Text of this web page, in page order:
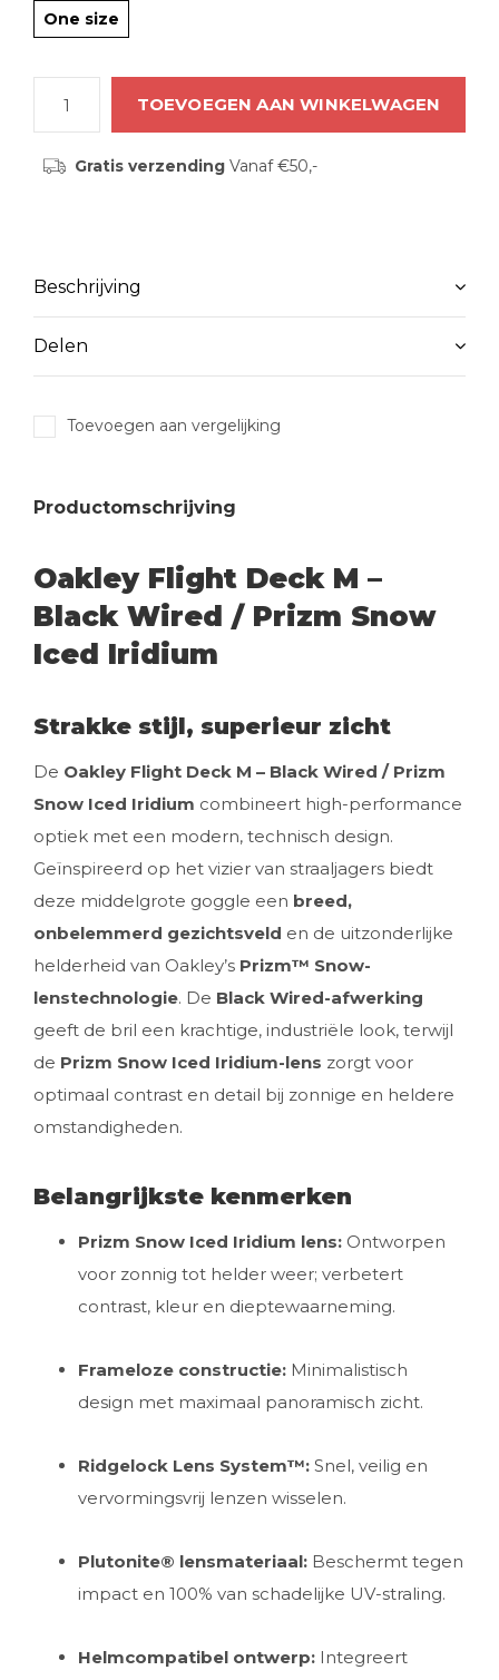
One size
TOEVOEGEN AAN WINKELWAGEN
Gratis verzendingVanaf €50,-
Beschrijving
Delen
Toevoegen aan vergelijking
Productomschrijving
Oakley Flight Deck M –
Black Wired / Prizm Snow
Iced Iridium
Strakke stijl, superieur zicht
De Oakley Flight Deck M – Black Wired / Prizm
Snow Iced Iridium combineert high-performance
optiek met een modern, technisch design.
Geïnspireerd op het vizier van straaljagers biedt
deze middelgrote goggle een breed,
onbelemmerd gezichtsveld en de uitzonderlijke
helderheid van Oakley’s Prizm™ Snow-
lenstechnologie. De Black Wired-afwerking
geeft de bril een krachtige, industriële look, terwijl
de Prizm Snow Iced Iridium-lens zorgt voor
optimaal contrast en detail bij zonnige en heldere
omstandigheden.
Belangrijkste kenmerken
Prizm Snow Iced Iridium lens: Ontworpen
voor zonnig tot helder weer; verbetert
contrast, kleur en dieptewaarneming.
Frameloze constructie: Minimalistisch
design met maximaal panoramisch zicht.
Ridgelock Lens System™: Snel, veilig en
vervormingsvrij lenzen wisselen.
Plutonite® lensmateriaal: Beschermt tegen
impact en 100% van schadelijke UV-straling.
Helmcompatibel ontwerp: Integreert